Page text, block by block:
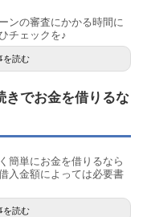
ンの審査にかかる時間に
チェックを♪
を読む
きでお金を借りるな
簡単にお金を借りるなら
入金額によっては必要書
を読む